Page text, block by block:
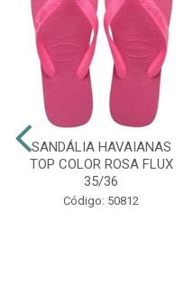
SANDÁLIA HAVAIANAS
TOP COLOR ROSA FLUX
35/36
Código: 50812